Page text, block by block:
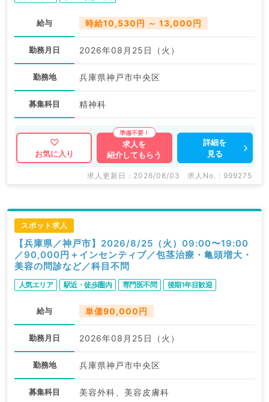
給与 時給10,530円 ～ 13,000円
勤務月日 2026年08月25日（火）
勤務地 兵庫県神戸市中央区
募集科目 精神科
お気に入り
求人を
紹介してもらう
詳細を
見る
求人更新日 : 2026/08/03 求人No. : 999275
スポット求人
【兵庫県／神戸市】2026/8/25（火）09:00〜19:00
／90,000円＋インセンティブ／包茎治療・亀頭増大・
美容の問診など／科目不問
人気エリア 駅近・徒歩圏内 専門医不問 後期1年目歓迎
給与 単価90,000円
勤務月日 2026年08月25日（火）
勤務地 兵庫県神戸市中央区
募集科目 美容外科、美容皮膚科